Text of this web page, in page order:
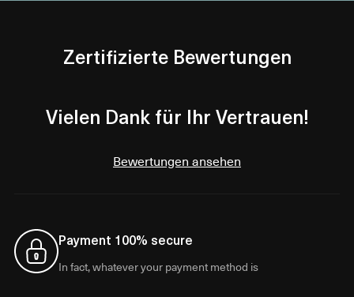
Zertifizierte Bewertungen
Vielen Dank für Ihr Vertrauen!
Bewertungen ansehen
Payment 100% secure
In fact, whatever your payment method is